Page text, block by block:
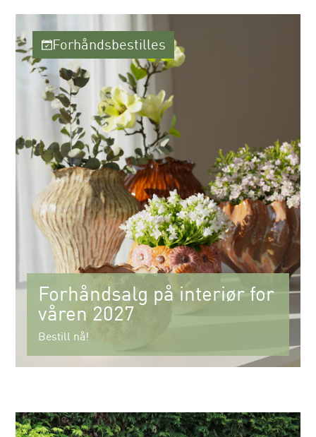
Forhåndsbestilles
Forhåndsalg på interiør for
våren 2027
Bestill nå!